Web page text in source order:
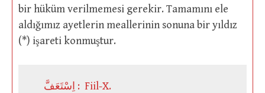
bir hüküm verilmemesi gerekir. Tamamını ele
aldığımız ayetlerin meallerinin sonuna bir yıldız
(*) işareti konmuştur.
اِسْتَعَفَّ : Fiil-X.